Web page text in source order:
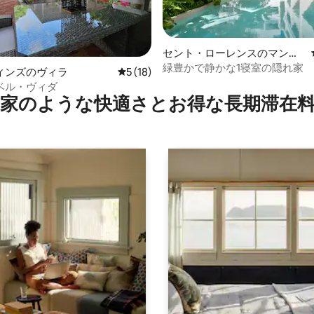
つ星の平均評価
ンズのヴィラ
レビュー18件、5つ星中5つ星の平均評価
5 (18)
ル・ヴィダ
セント・ローレンスのマンシ
ョン・アパート
緑豊かで静かな1寝室の隠れ家
のような快⁠適⁠さ⁠とお⁠得⁠な長⁠期⁠滞⁠在